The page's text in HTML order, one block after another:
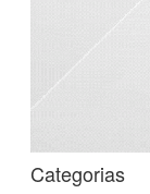
Categorias